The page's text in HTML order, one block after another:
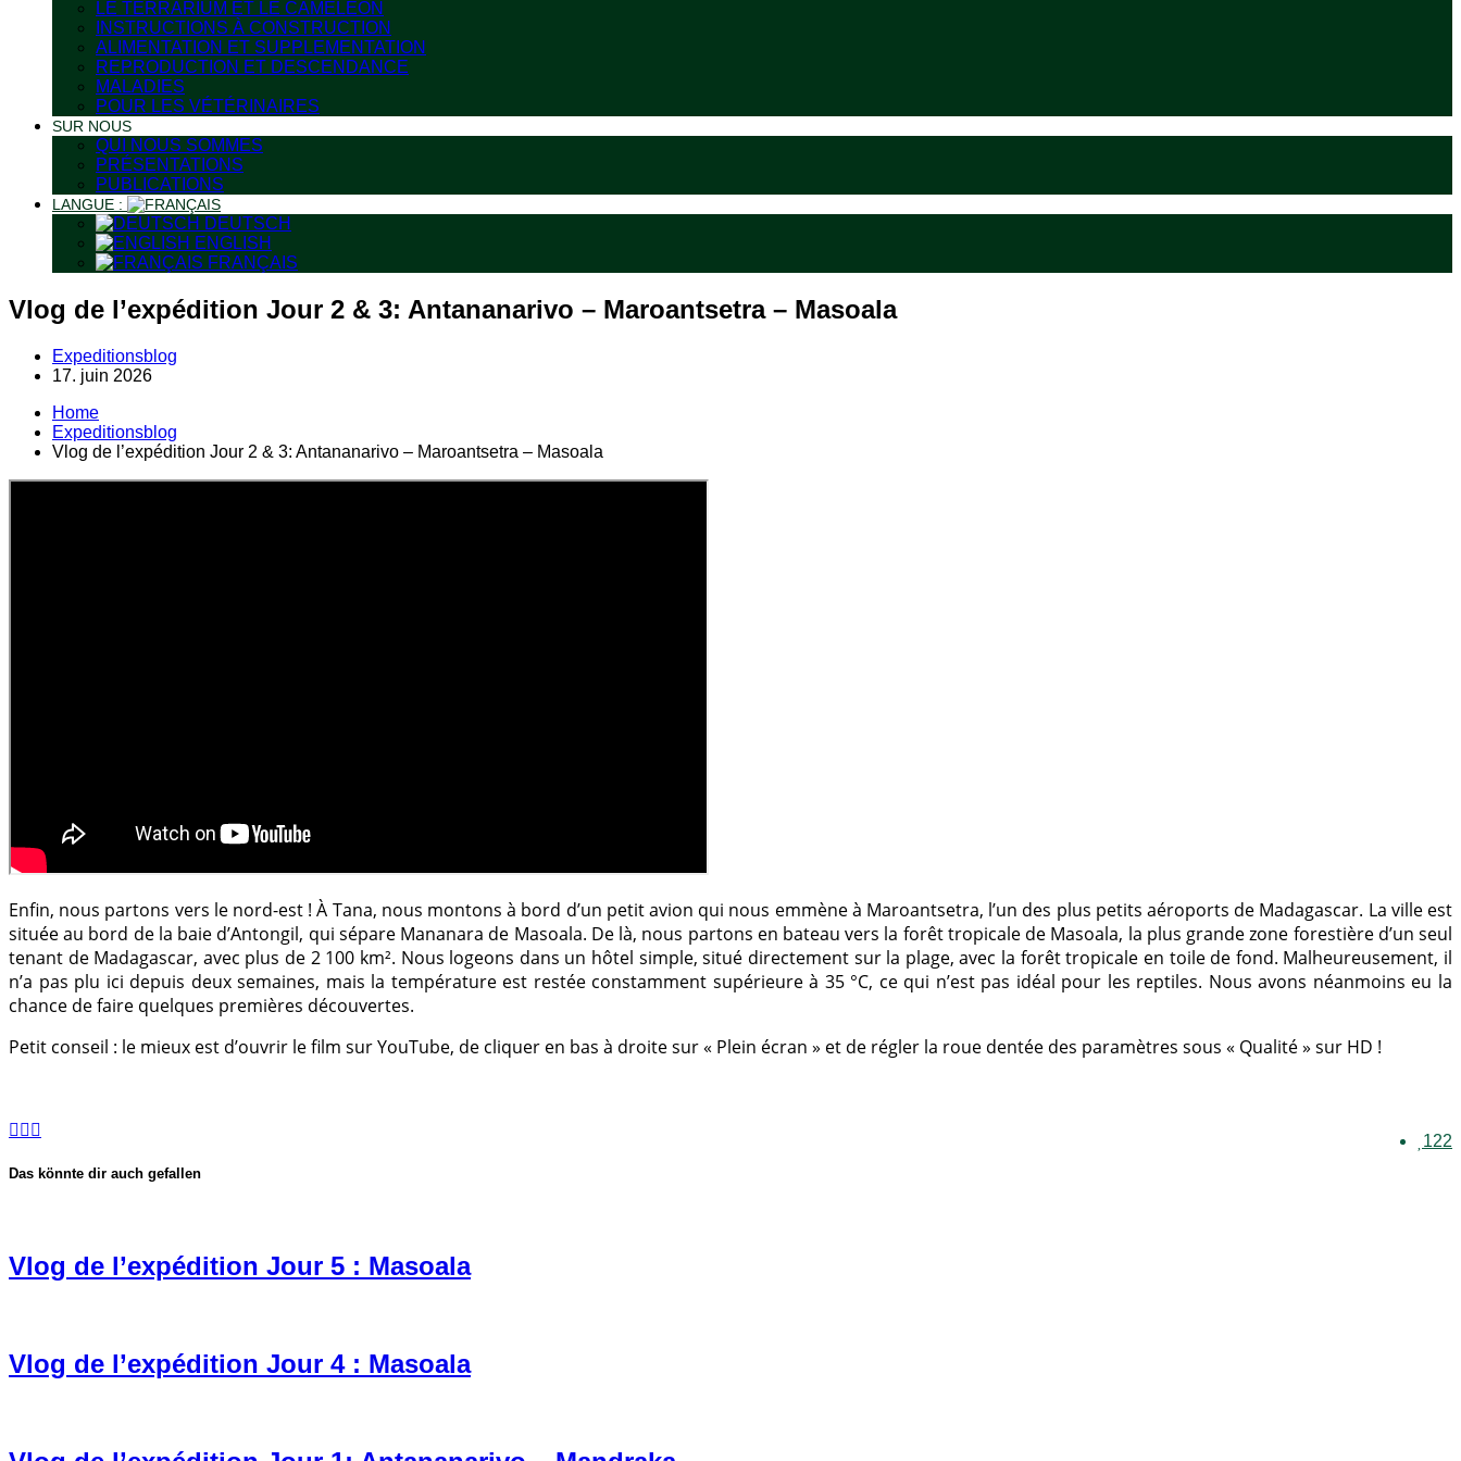
LE TERRARIUM ET LE CAMÉLÉON
INSTRUCTIONS À CONSTRUCTION
ALIMENTATION ET SUPPLEMENTATION
REPRODUCTION ET DESCENDANCE
MALADIES
POUR LES VÉTÉRINAIRES
SUR NOUS
QUI NOUS SOMMES
PRÉSENTATIONS
PUBLICATIONS
LANGUE :
DEUTSCH
ENGLISH
FRANÇAIS
Vlog de l’expédition Jour 2 & 3: Antananarivo – Maroantsetra – Masoala
Expeditionsblog
17. juin 2026
Home
Expeditionsblog
Vlog de l’expédition Jour 2 & 3: Antananarivo – Maroantsetra – Masoala
Enfin, nous partons vers le nord-est ! À Tana, nous montons à bord d’un petit avion qui nous emmène à Maroantsetra, l’un des plus petits aéroports de Madagascar. La ville est
située au bord de la baie d’Antongil, qui sépare Mananara de Masoala. De là, nous partons en bateau vers la forêt tropicale de Masoala, la plus grande zone forestière d’un seul
tenant de Madagascar, avec plus de 2 100 km². Nous logeons dans un hôtel simple, situé directement sur la plage, avec la forêt tropicale en toile de fond. Malheureusement, il
n’a pas plu ici depuis deux semaines, mais la température est restée constamment supérieure à 35 °C, ce qui n’est pas idéal pour les reptiles. Nous avons néanmoins eu la
chance de faire quelques premières découvertes.
Petit conseil : le mieux est d’ouvrir le film sur YouTube, de cliquer en bas à droite sur « Plein écran » et de régler la roue dentée des paramètres sous « Qualité » sur HD !
122
Das könnte dir auch gefallen
Vlog de l’expédition Jour 5 : Masoala
Vlog de l’expédition Jour 4 : Masoala